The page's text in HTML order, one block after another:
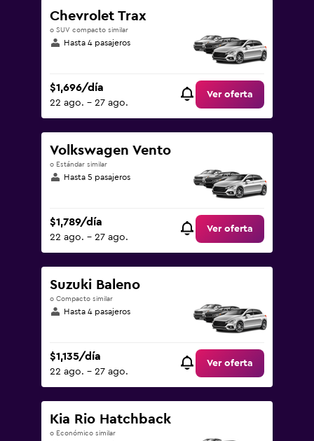
Chevrolet Trax
o SUV compacto similar
Hasta 4 pasajeros
$1,696/día
22 ago. - 27 ago.
Ver oferta
Volkswagen Vento
o Estándar similar
Hasta 5 pasajeros
$1,789/día
22 ago. - 27 ago.
Ver oferta
Suzuki Baleno
o Compacto similar
Hasta 4 pasajeros
$1,135/día
22 ago. - 27 ago.
Ver oferta
Kia Rio Hatchback
o Económico similar